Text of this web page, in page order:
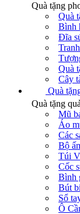
Quà tặng
Quà
Bình
Đĩa
Quà
Cây
Quà
Quà tặng
Mũ
Áo
Các
Bộ
Túi
Cốc
Bình
Bút
Sổ
Ô